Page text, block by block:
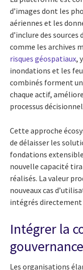
d’images dont les
aériennes et les
d’inclure des
comme les archives
risques géospatiaux,
inondations et les
combinés forment
chaque actif,
processus
Cette approche
de délaisser les
fondations
nouvelle capacité
réalisés. La valeur
nouveaux cas
intégrés directement
Intégrer la
gouvernance
Les organisations